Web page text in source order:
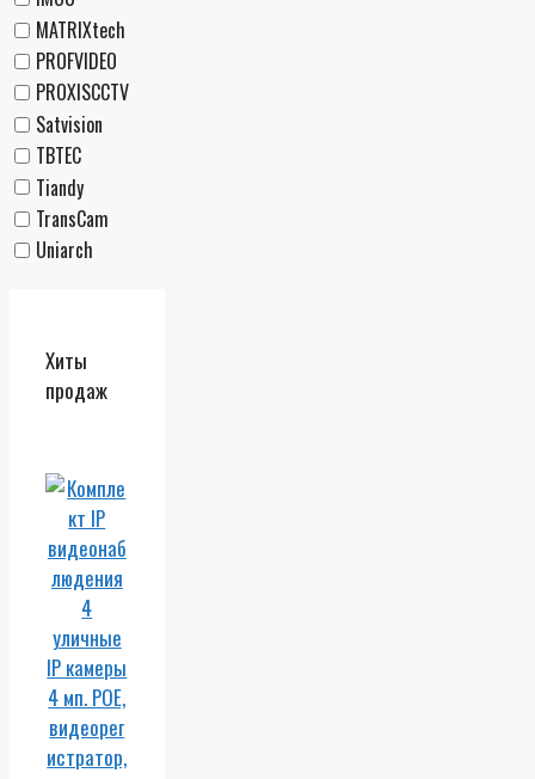
MATRIXtech
PROFVIDEO
PROXISCCTV
Satvision
TBTEC
Tiandy
TransCam
Uniarch
Хиты
продаж